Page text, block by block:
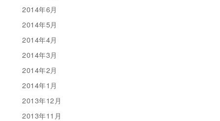
2014年6月
2014年5月
2014年4月
2014年3月
2014年2月
2014年1月
2013年12月
2013年11月